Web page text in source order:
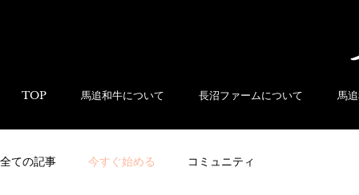
TOP 馬追和牛について 長沼ファームについて 馬
全ての記事 今すぐ始める コミュニティ